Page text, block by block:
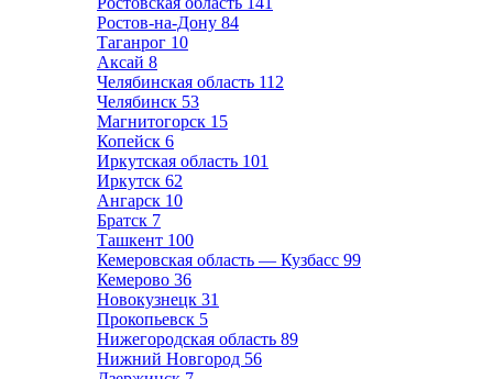
Ростов-на-Дону 84
Таганрог 10
Аксай 8
Челябинская область 112
Челябинск 53
Магнитогорск 15
Копейск 6
Иркутская область 101
Иркутск 62
Ангарск 10
Братск 7
Ташкент 100
Кемеровская область — Кузбасс 99
Кемерово 36
Новокузнецк 31
Прокопьевск 5
Нижегородская область 89
Нижний Новгород 56